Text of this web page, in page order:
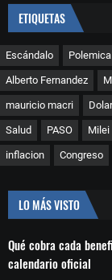
ETIQUETAS
Escándalo Polemica
Alberto Fernandez
mauricio macri Dolar
Salud PASO Milei
inflacion Congreso
LO MÁS VISTO
Qué cobra cada
calendario oficial